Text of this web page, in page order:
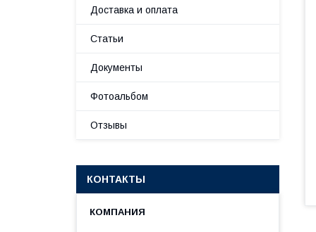
Доставка и оплата
Статьи
Документы
Фотоальбом
Отзывы
КОНТАКТЫ